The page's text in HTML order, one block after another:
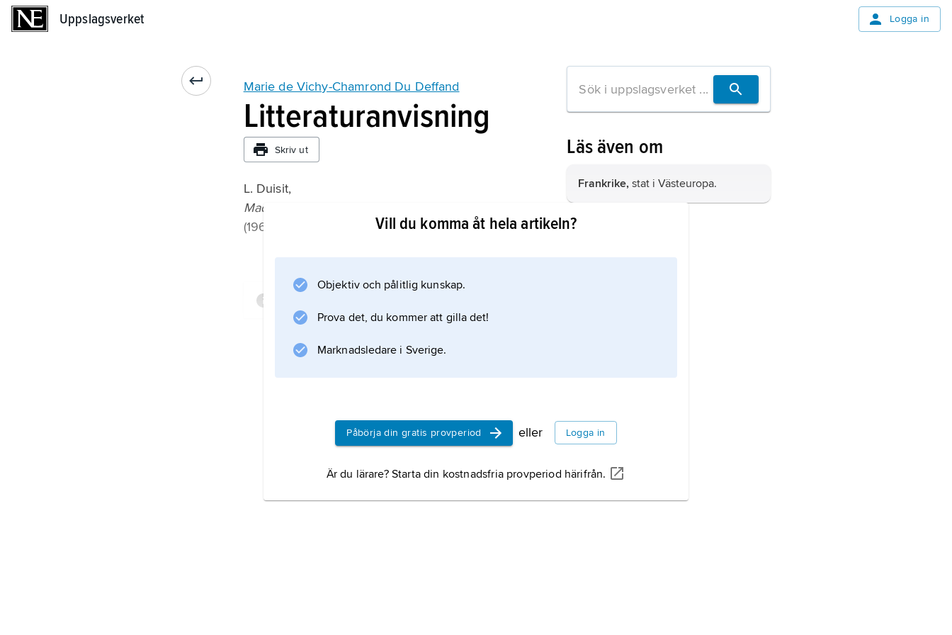
Uppslagsverket Logga in
Marie de Vichy-Chamrond Du Deffand
Litteraturanvisning
Skriv ut
L. Duisit,
Madame du Deffand, épistolière
(1963).
Vill du komma åt hela artikeln?
Objektiv och pålitlig kunskap.
Prova det, du kommer att gilla det!
Marknadsledare i Sverige.
Påbörja din gratis provperiod eller Logga in
Är du lärare? Starta din kostnadsfria provperiod härifrån.
Läs även om
Frankrike, stat i Västeuropa.